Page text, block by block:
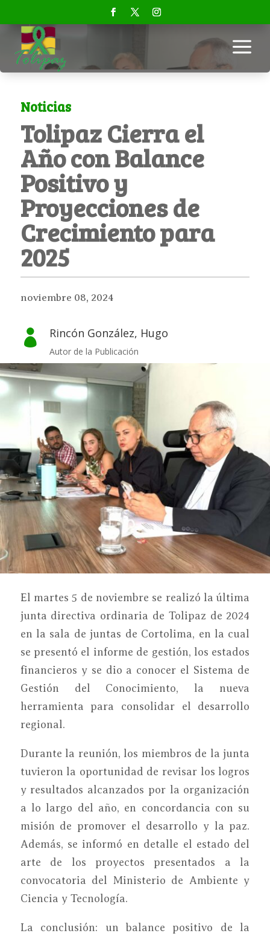
a
Noticias
Tolipaz Cierra el
Año con Balance
Positivo y
Proyecciones de
Crecimiento para
2025
noviembre 08, 2024
 Rincón González, Hugo
Autor de la Publicación
El martes 5 de noviembre se realizó la última
junta directiva ordinaria de Tolipaz de 2024
en la sala de juntas de Cortolima, en la cual
se presentó el informe de gestión, los estados
financieros y se dio a conocer el Sistema de
Gestión del Conocimiento, la nueva
herramienta para consolidar el desarrollo
regional.
Durante la reunión, los miembros de la junta
tuvieron la oportunidad de revisar los logros
y resultados alcanzados por la organización
a lo largo del año, en concordancia con su
misión de promover el desarrollo y la paz.
Además, se informó en detalle el estado del
arte de los proyectos presentados a la
convocatoria del Ministerio de Ambiente y
Ciencia y Tecnología.
La conclusión: un balance positivo de la